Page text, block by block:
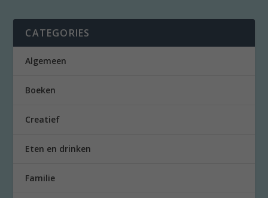
CATEGORIES
Algemeen
Boeken
Creatief
Eten en drinken
Familie